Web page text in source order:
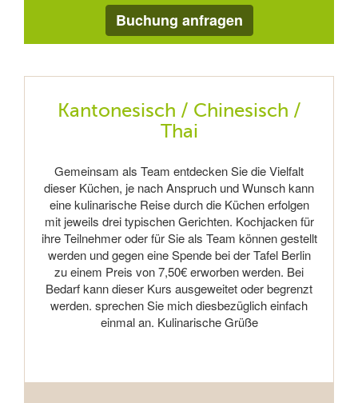
Buchung anfragen
Kantonesisch / Chinesisch /
Thai
Gemeinsam als Team entdecken Sie die Vielfalt
dieser Küchen, je nach Anspruch und Wunsch kann
eine kulinarische Reise durch die Küchen erfolgen
mit jeweils drei typischen Gerichten. Kochjacken für
ihre Teilnehmer oder für Sie als Team können gestellt
werden und gegen eine Spende bei der Tafel Berlin
zu einem Preis von 7,50€ erworben werden. Bei
Bedarf kann dieser Kurs ausgeweitet oder begrenzt
werden. sprechen Sie mich diesbezüglich einfach
einmal an. Kulinarische Grüße